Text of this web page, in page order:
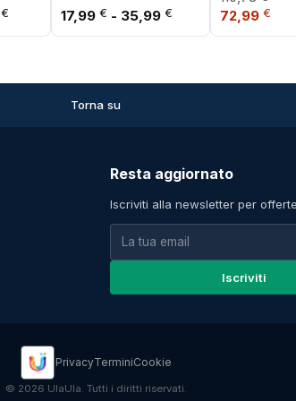
€ Fascia di prezzo: da 10,99 € a 11,99 €
Frullatore personale
Frullato
17,99 € - 35,99 € Fascia di prezzo:
Lavabile in
Il prezzo
72,99 € Il
Torna su
Resta aggiornato
Iscriviti alla newsletter per
Iscriviti
PrivacyTerminiCookie
© 2026 UlaUla. Tutti i diritti riservati.